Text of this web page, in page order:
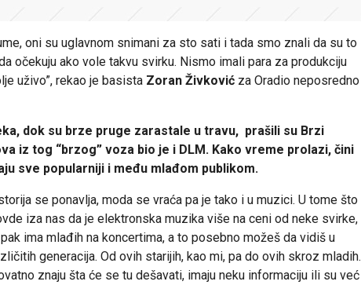
oni su uglavnom snimani za sto sati i tada smo znali da su to
očekuju ako vole takvu svirku. Nismo imali para za produkciju
uživo”, rekao je basista Zoran Živković za Oradio neposredno
dok su brze pruge zarastale u travu, prašili su Brzi
iz tog “brzog” voza bio je i DLM. Kako vreme prolazi, čini
sve popularniji i među mlađom publikom.
se ponavlja, moda se vraća pa je tako i u muzici. U tome što
iza nas da je elektronska muzika više na ceni od neke svirke,
ima mlađih na koncertima, a to posebno možeš da vidiš u
generacija. Od ovih starijih, kao mi, pa do ovih skroz mladih.
znaju šta će se tu dešavati, imaju neku informaciju ili su već